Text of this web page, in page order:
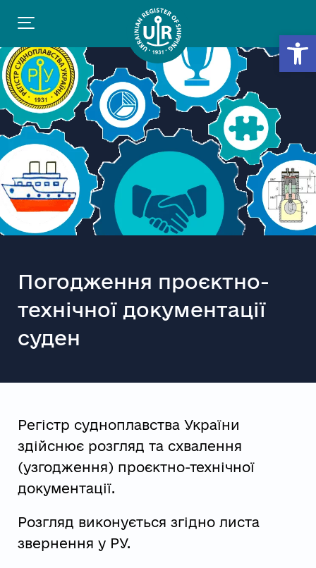
Погодження проєктно-
технічної документації
суден
Регістр судноплавства України
здійснює розгляд та схвалення
(узгодження) проєктно-технічної
документації.
Розгляд виконується згідно листа
звернення у РУ.